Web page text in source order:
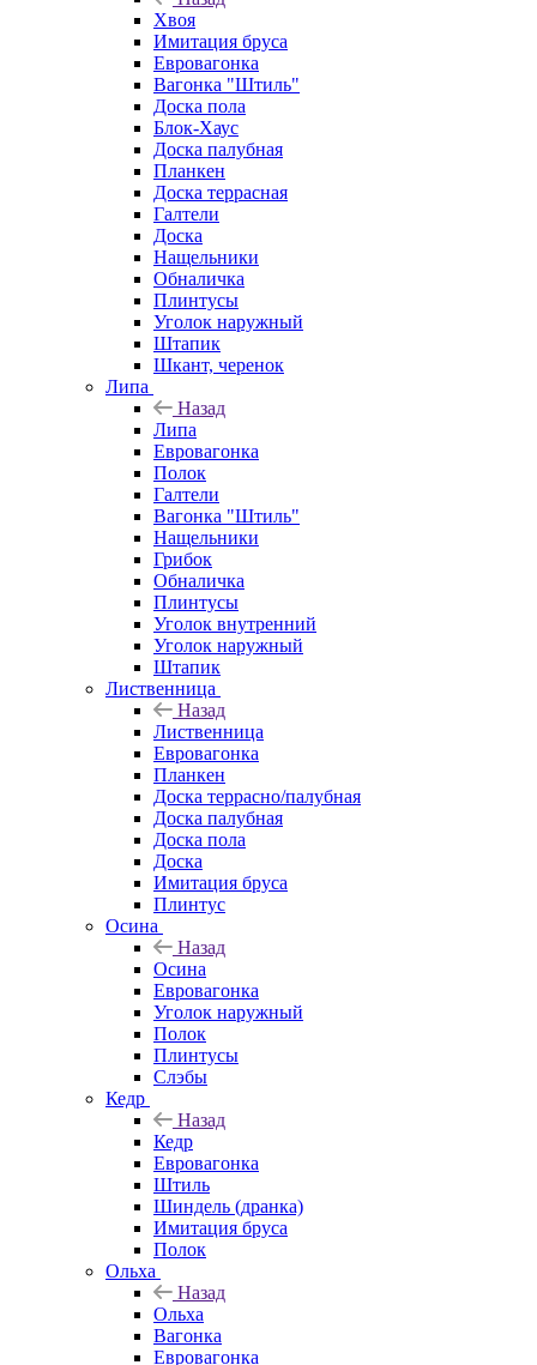
Хвоя
Имитация бруса
Евровагонка
Вагонка "Штиль"
Доска пола
Блок-Хаус
Доска палубная
Планкен
Доска террасная
Галтели
Доска
Нащельники
Обналичка
Плинтусы
Уголок наружный
Штапик
Шкант, черенок
Липа
Назад
Липа
Евровагонка
Полок
Галтели
Вагонка "Штиль"
Нащельники
Грибок
Обналичка
Плинтусы
Уголок внутренний
Уголок наружный
Штапик
Лиственница
Назад
Лиственница
Евровагонка
Планкен
Доска террасно/палубная
Доска палубная
Доска пола
Доска
Имитация бруса
Плинтус
Осина
Назад
Осина
Евровагонка
Уголок наружный
Полок
Плинтусы
Слэбы
Кедр
Назад
Кедр
Евровагонка
Штиль
Шиндель (дранка)
Имитация бруса
Полок
Ольха
Назад
Ольха
Вагонка
Евровагонка